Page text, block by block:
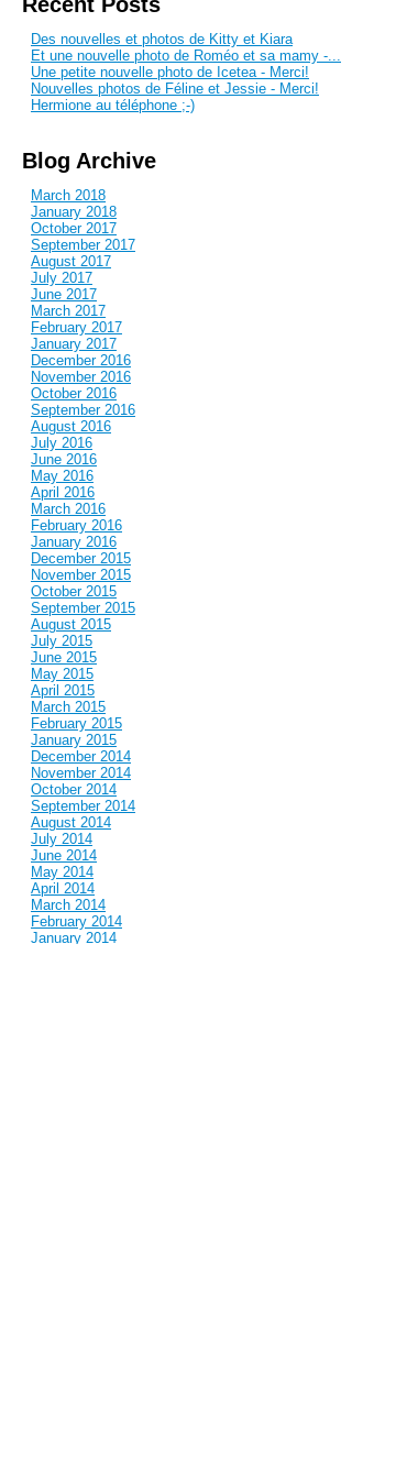
Des nouvelles et photos de Kitty et Kiara
Et une nouvelle photo de Roméo et sa mamy -...
Une petite nouvelle photo de Icetea - Merci!
Nouvelles photos de Féline et Jessie - Merci!
Hermione au téléphone ;-)
Blog Archive
March 2018
January 2018
October 2017
September 2017
August 2017
July 2017
June 2017
March 2017
February 2017
January 2017
December 2016
November 2016
October 2016
September 2016
August 2016
July 2016
June 2016
May 2016
April 2016
March 2016
February 2016
January 2016
December 2015
November 2015
October 2015
September 2015
August 2015
July 2015
June 2015
May 2015
April 2015
March 2015
February 2015
January 2015
December 2014
November 2014
October 2014
September 2014
August 2014
July 2014
June 2014
May 2014
April 2014
March 2014
February 2014
January 2014